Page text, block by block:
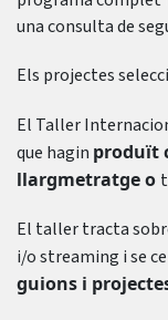
una consulta de
Els projectes
El Taller
que hagin produït
llargmetratge o
El taller tracta
i/o streaming i se
guions i